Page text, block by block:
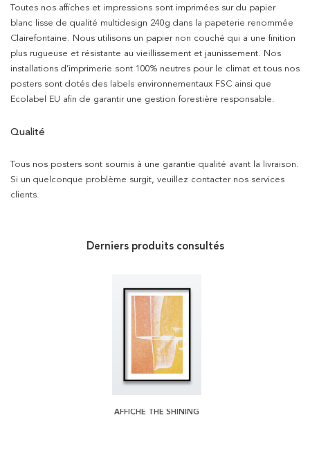
Toutes nos affiches et impressions sont imprimées sur du papier
blanc lisse de qualité multidesign 240g dans la papeterie renommée
Clairefontaine. Nous utilisons un papier non couché qui a une finition
plus rugueuse et résistante au vieillissement et jaunissement. Nos
installations d’imprimerie sont 100% neutres pour le climat et tous nos
posters sont dotés des labels environnementaux FSC ainsi que
Ecolabel EU afin de garantir une gestion forestière responsable.
Qualité
Tous nos posters sont soumis à une garantie qualité avant la livraison.
Si un quelconque problème surgit, veuillez contacter nos services
clients.
Derniers produits consultés
AFFICHE THE SHINING